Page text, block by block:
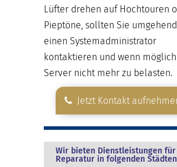
Lüfter drehen auf Hochtouren
Pieptöne, sollten Sie umgehend
einen Systemadministrator
kontaktieren und wenn
Server nicht mehr zu belasten.
Jetzt Kontakt
Wir bieten Dienstleistungen
Reparatur in folgenden